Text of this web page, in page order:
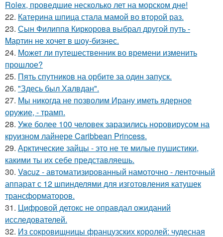
Rolex, проведшие несколько лет на морском дне!
22. Катерина шпица стала мамой во второй раз.
23. Сын Филиппa Киркоровa выбрал другой путь -
Mартин не хочет в шоy-бизнес.
24. Может ли путешественник во времени изменить
прошлое?
25. Пять спутников на орбите за один запуск.
26. "Здесь был Халвдан".
27. Мы никогда не позволим Ирану иметь ядерное
оружие, - трамп.
28. Уже более 100 человек заразились норовирусом на
круизном лайнере Caribbean Princess.
29. Арктические зайцы - это не те милые пушистики,
какими ты их себе представляешь.
30. Vacuz - автоматизированный намоточно - ленточный
аппарат с 12 шпинделями для изготовления катушек
трансформаторов.
31. Цифровой детокс не оправдал ожиданий
исследователей.
32. Из сокровищницы французских королей: чудесная